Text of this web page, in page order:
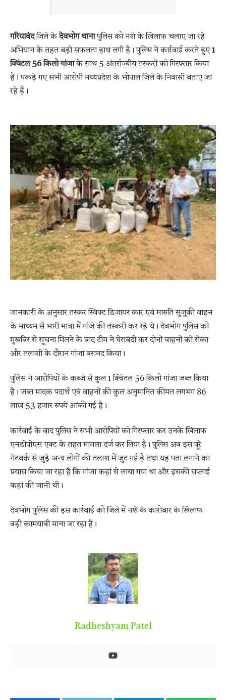
गरियाबंदजिले केदेवभोग थानापुलिस को नशे के खिलाफ चलाए जा रहे
अभियान के तहत बड़ी सफलता हाथ लगी है। पुलिस ने कार्रवाई करते हुए1
क्विंटल 56 किलो गांजा के साथ5 अंतर्राज्यीय तस्करोंको गिरफ्तार किया
है। पकड़े गए सभी आरोपी मध्यप्रदेश के भोपाल जिले के निवासी बताए जा
रहे हैं।
जानकारी के अनुसार तस्कर स्विफ्ट डिजायर कार एवं मारुति सुजुकी वाहन
के माध्यम से भारी मात्रा में गांजे की तस्करी कर रहे थे। देवभोग पुलिस को
मुखबिर से सूचना मिलने के बाद टीम ने घेराबंदी कर दोनों वाहनों को रोका
और तलाशी के दौरान गांजा बरामद किया।
पुलिस ने आरोपियों के कब्जे से कुल 1 क्विंटल 56 किलो गांजा जब्त किया
है। जब्त मादक पदार्थ एवं वाहनों की कुल अनुमानित कीमत लगभग 86
लाख 53 हजार रुपये आंकी गई है।
कार्रवाई के बाद पुलिस ने सभी आरोपियों को गिरफ्तार कर उनके खिलाफ
एनडीपीएस एक्ट के तहत मामला दर्ज कर लिया है। पुलिस अब इस पूरे
नेटवर्क से जुड़े अन्य लोगों की तलाश में जुट गई है तथा यह पता लगाने का
प्रयास किया जा रहा है कि गांजा कहां से लाया गया था और इसकी सप्लाई
कहां की जानी थी।
देवभोग पुलिस की इस कार्रवाई को जिले में नशे के कारोबार के खिलाफ
बड़ी कामयाबी माना जा रहा है।
Radheshyam Patel